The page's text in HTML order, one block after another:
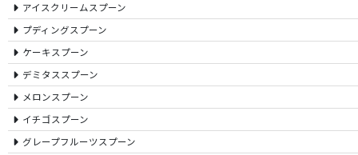
アイスクリームスプーン
プディングスプーン
ケーキスプーン
デミタススプーン
メロンスプーン
イチゴスプーン
グレープフルーツスプーン